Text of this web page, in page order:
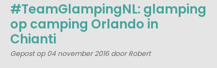
#TeamGlampingNL: glamping
op camping Orlando in
Chianti
Gepost op 04 november 2016 door Robert